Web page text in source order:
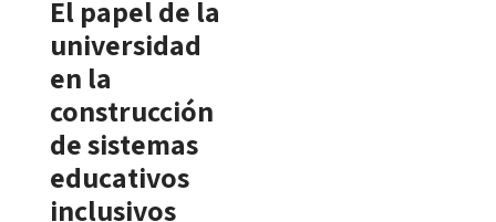
El papel de la
universidad
en la
construcción
de sistemas
educativos
inclusivos